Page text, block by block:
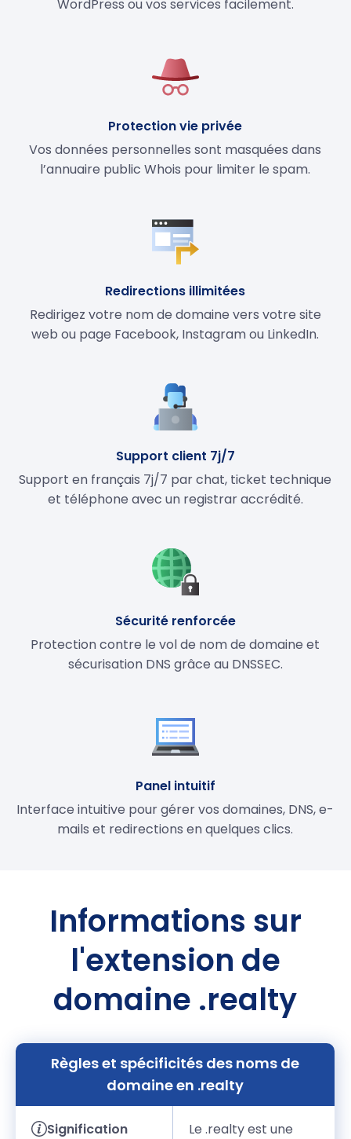
WordPress ou vos services facilement.
Protection vie privée
Vos données personnelles sont masquées dans
l’annuaire public Whois pour limiter le spam.
Redirections illimitées
Redirigez votre nom de domaine vers votre site
web ou page Facebook, Instagram ou LinkedIn.
Support client 7j/7
Support en français 7j/7 par chat, ticket technique
et téléphone avec un registrar accrédité.
Sécurité renforcée
Protection contre le vol de nom de domaine et
sécurisation DNS grâce au DNSSEC.
Panel intuitif
Interface intuitive pour gérer vos domaines, DNS, e-
mails et redirections en quelques clics.
Informations sur
l'extension de
domaine .realty
Règles et spécificités des noms de
domaine en .realty
Signification
Le .realty est une